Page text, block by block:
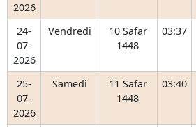
2026
24-
07-
2026
Vendredi
10 Safar
1448
03:37
25-
07-
2026
Samedi
11 Safar
1448
03:40